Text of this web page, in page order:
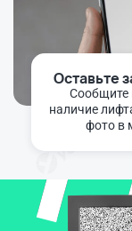
Оставьте
Сообщите
наличие
фото в